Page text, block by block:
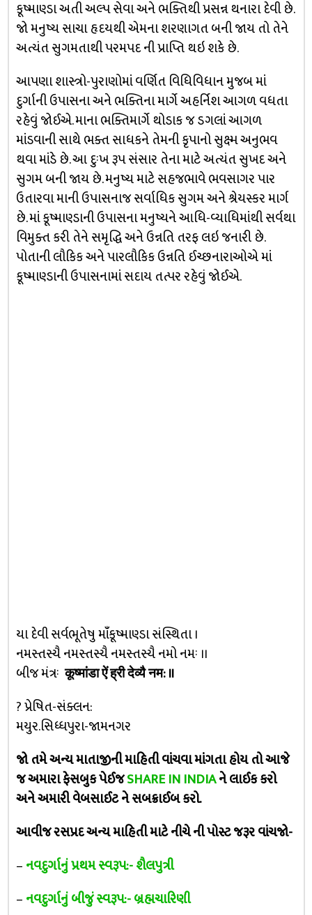
કૂષ્માણ્ડા અતી અલ્પ સેવા અને ભક્તિથી પ્રસન્ન થનારા દેવી છે.
જો મનુષ્ય સાચા હૃદયથી એમના શરણાગત બની જાય તો તેને
અત્યંત સુગમતાથી પરમપદ ની પ્રાપ્તિ થઇ શકે છે.
આપણા શાસ્ત્રો-પુરાણોમાં વર્ણિત વિધિવિધાન મુજબ માં
દુર્ગાની ઉપાસના અને ભક્તિના માર્ગે અહર્નિશ આગળ વધતા
રહેવું જોઈએ. માના ભક્તિમાર્ગે થોડાક જ ડગલાં આગળ
માંડવાની સાથે ભક્ત સાધકને તેમની કૃપાનો સુક્ષ્મ અનુભવ
થવા માંડે છે. આ દુઃખ રૂપ સંસાર તેના માટે અત્યંત સુખદ અને
સુગમ બની જાય છે. મનુષ્ય માટે સહજભાવે ભવસાગર પાર
ઉતારવા માની ઉપાસનાજ સર્વાધિક સુગમ અને શ્રેયસ્કર માર્ગ
છે. માં કૂષ્માણ્ડાની ઉપાસના મનુષ્યને આધિ-વ્યાધિમાંથી સર્વથા
વિમુક્ત કરી તેને સમૃદ્ધિ અને ઉન્નતિ તરફ લઇ જનારી છે.
પોતાની લૌકિક અને પારલૌકિક ઉન્નતિ ઈચ્છનારાઓએ માં
કૂષ્માણ્ડાની ઉપાસનામાં સદાય તત્પર રહેવું જોઈએ.
યા દેવી સર્વભૂતેષુ માંઁકૂષ્માણ્ડા સંસ્થિતા ।
નમસ્તસ્યૈ નમસ્તસ્યૈ નમસ્તસ્યૈ નમો નમઃ ।।
બીજ મંત્રઃकूष्मांडा ऐं ह्री देव्यै नम: ॥
? પ્રેષિત-સંક્લન:
મયુર.સિધ્ધપુરા-જામનગર
જો તમે અન્ય માતાજીની માહિતી વાંચવા માંગતા હોય તો આજે
જ અમારા ફેસબુક પેઈજSHARE IN INDIAને લાઈક કરો
અને અમારી વેબસાઈટ ને સબક્રાઈબ કરો.
આવીજ રસપ્રદ અન્ય માહિતી માટે નીચે ની પોસ્ટ જરૂર વાંચજો-
–નવદુર્ગાનું પ્રથમ સ્વરૂપ:- શૈલપુત્રી
–નવદુર્ગાનું બીજું સ્વરૂપ:- બ્રહ્મચારિણી